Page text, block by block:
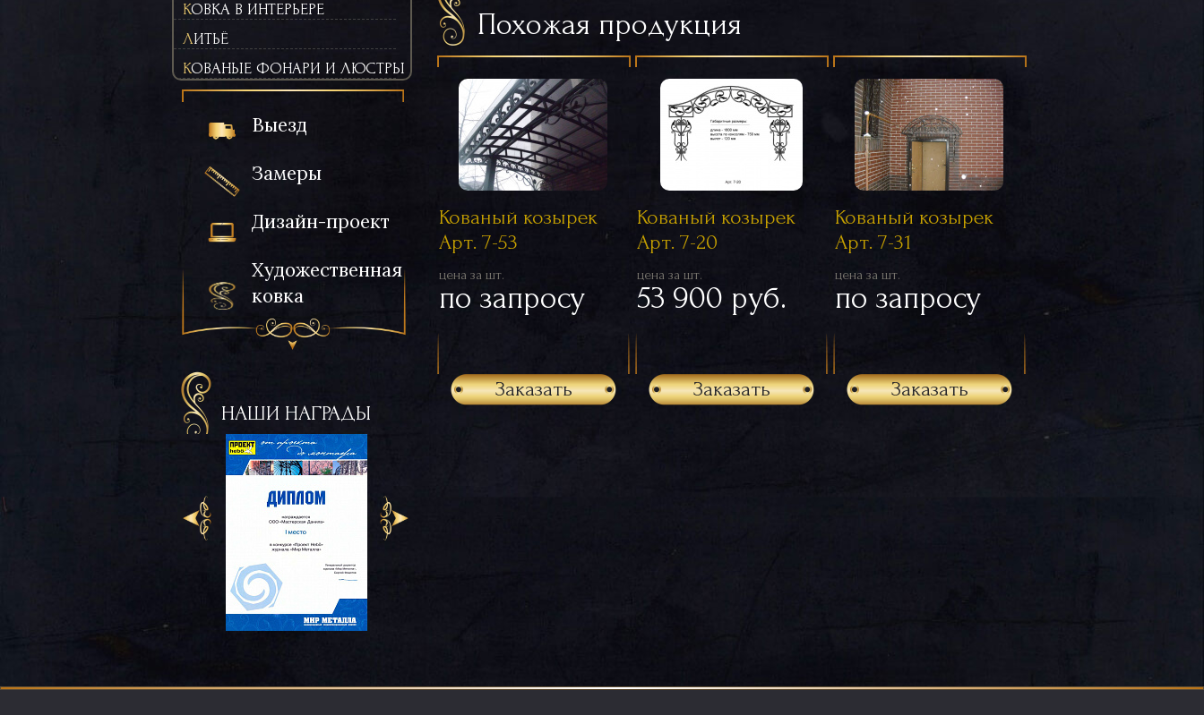
КОВКА В ИНТЕРЬЕРЕ
ЛИТЬЁ
КОВАНЫЕ ФОНАРИ И ЛЮСТРЫ
Выезд
Замеры
Дизайн-проект
Художественная
ковка
НАШИ НАГРАДЫ
Похожая продукция
Кованый козырек
Арт. 7-53
цена за шт.
по запросу
Заказать
Кованый козырек
Арт. 7-20
цена за шт.
53 900 руб.
Заказать
Кованый козырек
Арт. 7-31
цена за шт.
по запросу
Заказать